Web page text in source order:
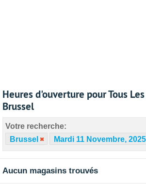
Heures d'ouverture pour Tous
Brussel
Votre recherche:
Brussel
Mardi 11 Novembre, 2025
Aucun magasins trouvés